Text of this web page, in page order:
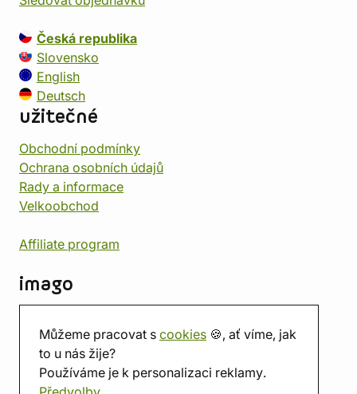
Můžeme pracovat s cookies 🍪, ať víme, jak
to u nás žije?
Používáme je k personalizaci reklamy.
Česká republika
Slovensko
English
Deutsch
užitečné
Obchodní podmínky
Ochrana osobních údajů
Rady a informace
Velkoobchod
Affiliate program
imago
Prodejna
Herna
O nás